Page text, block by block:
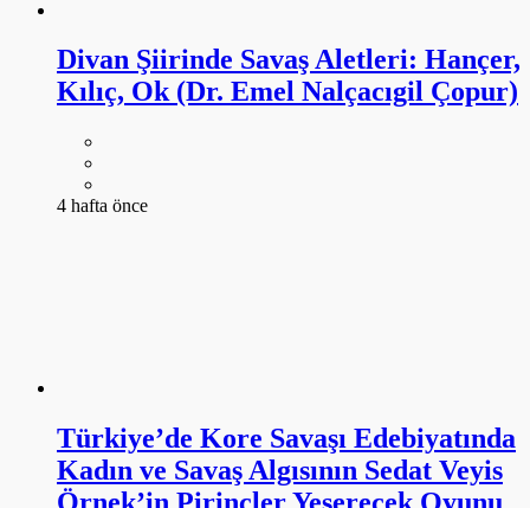
Divan Şiirinde Savaş Aletleri: Hançer,
Kılıç, Ok (Dr. Emel Nalçacıgil Çopur)
4 hafta önce